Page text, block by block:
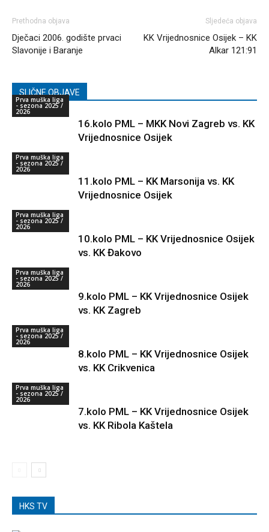
Prethodna objava
Dječaci 2006. godište prvaci
Slavonije i Baranje
Sljedeća objava
KK Vrijednosnice Osijek – KK
Alkar 121:91
SLIČNE OBJAVE
Prva muška liga
- sezona 2025 /
2026
16.kolo PML – MKK Novi Zagreb vs. KK
Vrijednosnice Osijek
Prva muška liga
- sezona 2025 /
2026
11.kolo PML – KK Marsonija vs. KK
Vrijednosnice Osijek
Prva muška liga
- sezona 2025 /
2026
10.kolo PML – KK Vrijednosnice Osijek
vs. KK Đakovo
Prva muška liga
- sezona 2025 /
2026
9.kolo PML – KK Vrijednosnice Osijek
vs. KK Zagreb
Prva muška liga
- sezona 2025 /
2026
8.kolo PML – KK Vrijednosnice Osijek
vs. KK Crikvenica
Prva muška liga
- sezona 2025 /
2026
7.kolo PML – KK Vrijednosnice Osijek
vs. KK Ribola Kaštela
HKS TV